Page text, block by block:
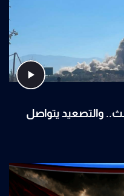
والتصعيد يتواصل